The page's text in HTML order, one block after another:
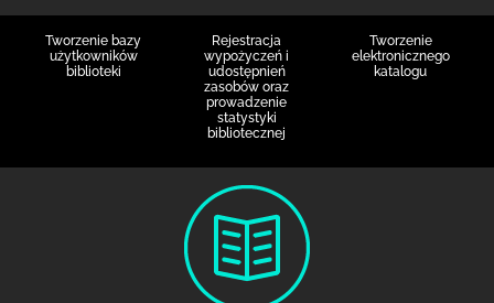
Tworzenie bazy
użytkowników
biblioteki
Rejestracja
wypożyczeń i
udostępnień
zasobów oraz
prowadzenie
statystyki
bibliotecznej
Tworzenie
elektronicznego
katalogu